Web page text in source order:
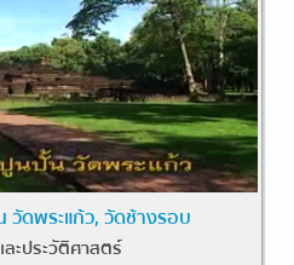
วัดพระแก้ว, วัดช้างรอบ
ะประวัติศาสตร์